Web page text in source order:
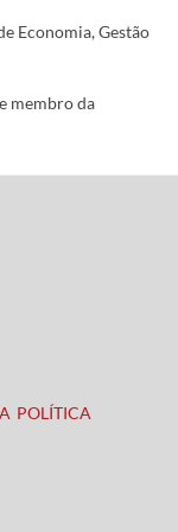
Economia, Gestão
membro da
POLÍTICA